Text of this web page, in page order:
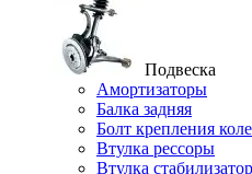
Подвеска
Амортизаторы
Балка задняя
Болт крепления
Втулка рессоры
Втулка